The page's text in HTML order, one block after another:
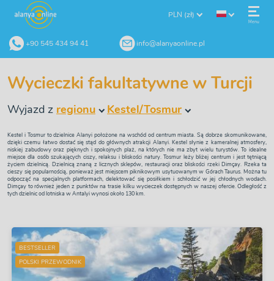
Menu
PLN (zł)
+90 545 434 94 41 info@alanyaonline.pl
Wycieczki fakultatywne w Turcji
Wyjazd z regionu Kestel/Tosmur
Kestel i Tosmur to dzielnice Alanyi położone na wschód od centrum miasta. Są dobrze skomunikowane,
dzięki czemu łatwo dostać się stąd do głównych atrakcji Alanyi. Kestel słynie z kameralnej atmosfery,
niskiej zabudowy oraz pięknych i spokojnych plaż, na których nie ma zbyt wielu turystów. To idealne
miejsce dla osób szukających ciszy, relaksu i bliskości natury. Tosmur leży bliżej centrum i jest tętniącą
życiem dzielnicą. Dzielnicą znaną z licznych sklepów, restauracji oraz bliskości rzeki Dimçay. Rzeka ta
cieszy się popularnością, ponieważ jest miejscem piknikowym usytuowanym w Górach Taurus. Można tu
odpocząć na specjalnych platformach, delektować się posiłkiem i schłodzić w jej chłodnych wodach.
Dimçay to również jeden z punktów na trasie kilku wycieczek dostępnych w naszej ofercie. Odległość z
tych dzielnic od lotniska w Antalyi wynosi około 130 km.
BESTSELLER
POLSKI PRZEWODNIK